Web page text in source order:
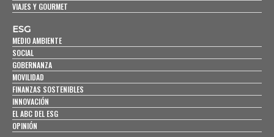
VIAJES Y GOURMET
ESG
MEDIO AMBIENTE
SOCIAL
GOBERNANZA
MOVILIDAD
FINANZAS SOSTENIBLES
INNOVACIÓN
EL ABC DEL ESG
OPINIÓN